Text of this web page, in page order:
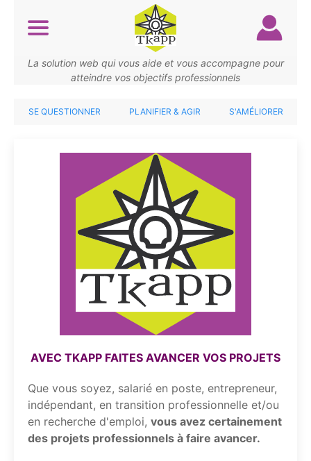
principalLa solution web qui vous aide et vous accompagne pour
atteindre vos objectifs professionnels
SE QUESTIONNER PLANIFIER & AGIR S'AMÉLIORER
AVEC TKAPP FAITES AVANCER VOS PROJETS
Que vous soyez, salarié en poste, entrepreneur,
indépendant, en transition professionnelle et/ou
en recherche d'emploi, vous avez certainement
des projets professionnels à faire avancer.